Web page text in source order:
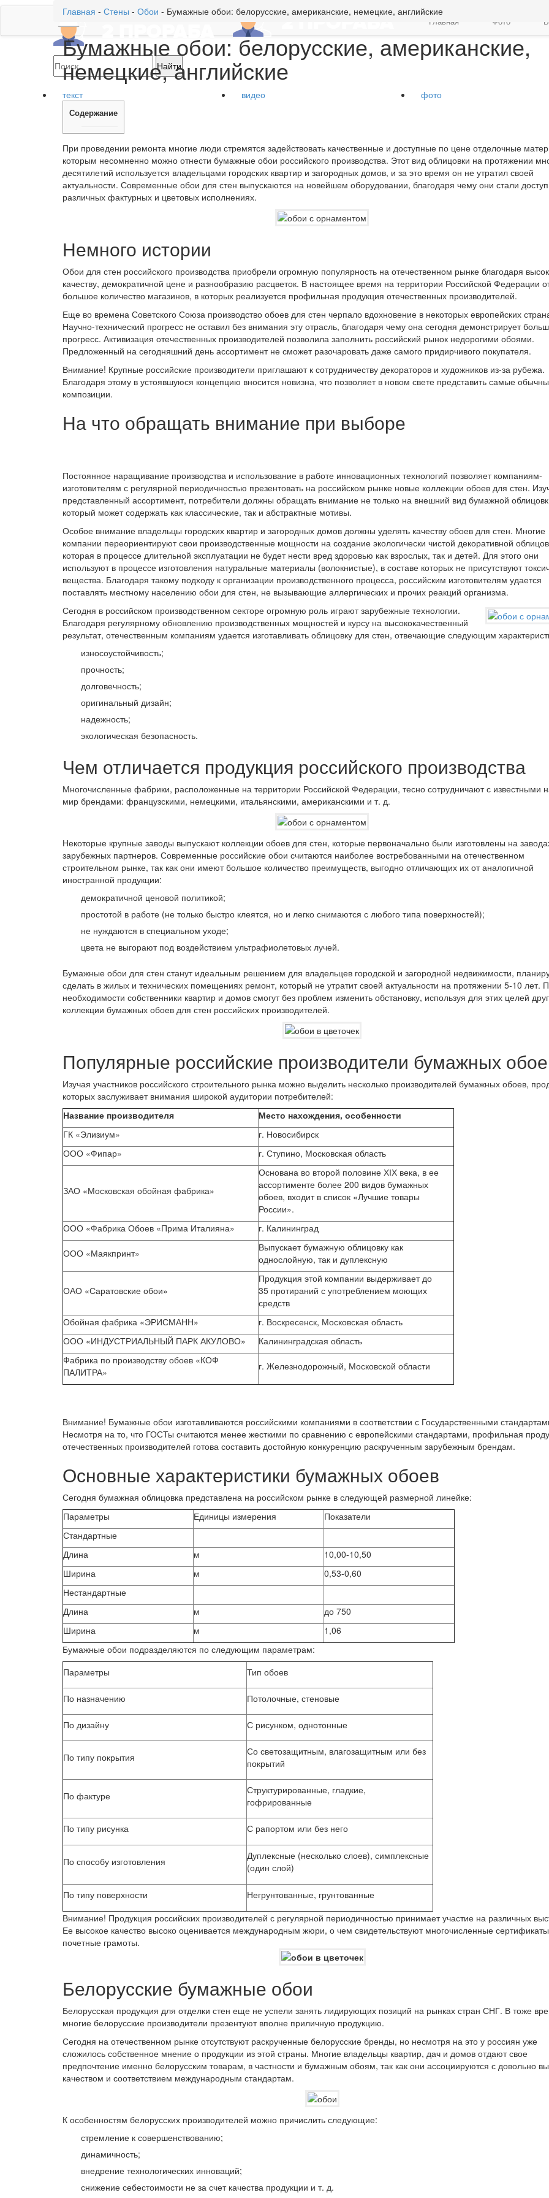
Главная Фото
Главная - Стены - Обои - Бумажные обои: белорусские, американские, немецкие, английские
Бумажные обои: белорусские, американские,
немецкие, английские
текст видео фото
Содержание
При проведении ремонта многие люди стремятся задействовать качественные и доступные по цене отделочные
которым несомненно можно отнести бумажные обои российского производства. Этот вид облицовки на протяжении
десятилетий используется владельцами городских квартир и загородных домов, и за это время он не утратил своей
актуальности. Современные обои для стен выпускаются на новейшем оборудовании, благодаря чему они стали
различных фактурных и цветовых исполнениях.
Немного истории
Обои для стен российского производства приобрели огромную популярность на отечественном рынке благодаря
качеству, демократичной цене и разнообразию расцветок. В настоящее время на территории Российской Федерации
большое количество магазинов, в которых реализуется профильная продукция отечественных производителей.
Еще во времена Советского Союза производство обоев для стен черпало вдохновение в некоторых европейских
Научно-технический прогресс не оставил без внимания эту отрасль, благодаря чему она сегодня демонстрирует
прогресс. Активизация отечественных производителей позволила заполнить российский рынок недорогими обоями.
Предложенный на сегодняшний день ассортимент не сможет разочаровать даже самого придирчивого покупателя.
Внимание! Крупные российские производители приглашают к сотрудничеству декораторов и художников из-за рубежа.
Благодаря этому в устоявшуюся концепцию вносится новизна, что позволяет в новом свете представить самые
композиции.
На что обращать внимание при выборе
Постоянное наращивание производства и использование в работе инновационных технологий позволяет компаниям-
изготовителям с регулярной периодичностью презентовать на российском рынке новые коллекции обоев для стен.
представленный ассортимент, потребители должны обращать внимание не только на внешний вид бумажной
который может содержать как классические, так и абстрактные мотивы.
Особое внимание владельцы городских квартир и загородных домов должны уделять качеству обоев для стен. Многие
компании переориентируют свои производственные мощности на создание экологически чистой декоративной
которая в процессе длительной эксплуатации не будет нести вред здоровью как взрослых, так и детей. Для этого они
используют в процессе изготовления натуральные материалы (волокнистые), в составе которых не присутствуют
вещества. Благодаря такому подходу к организации производственного процесса, российским изготовителям удается
поставлять местному населению обои для стен, не вызывающие аллергических и прочих реакций организма.
Сегодня в российском производственном секторе огромную роль играют зарубежные технологии.
Благодаря регулярному обновлению производственных мощностей и курсу на высококачественный
результат, отечественным компаниям удается изготавливать облицовку для стен, отвечающие следующим
износоустойчивость;
прочность;
долговечность;
оригинальный дизайн;
надежность;
экологическая безопасность.
Чем отличается продукция российского производства
Многочисленные фабрики, расположенные на территории Российской Федерации, тесно сотрудничают с известными
мир брендами: французскими, немецкими, итальянскими, американскими и т. д.
Некоторые крупные заводы выпускают коллекции обоев для стен, которые первоначально были изготовлены на
зарубежных партнеров. Современные российские обои считаются наиболее востребованными на отечественном
строительном рынке, так как они имеют большое количество преимуществ, выгодно отличающих их от аналогичной
иностранной продукции:
демократичной ценовой политикой;
простотой в работе (не только быстро клеятся, но и легко снимаются с любого типа поверхностей);
не нуждаются в специальном уходе;
цвета не выгорают под воздействием ультрафиолетовых лучей.
Бумажные обои для стен станут идеальным решением для владельцев городской и загородной недвижимости,
сделать в жилых и технических помещениях ремонт, который не утратит своей актуальности на протяжении 5-10 лет.
необходимости собственники квартир и домов смогут без проблем изменить обстановку, используя для этих целей
коллекции бумажных обоев для стен российских производителей.
Популярные российские производители бумажных
Изучая участников российского строительного рынка можно выделить несколько производителей бумажных обоев,
которых заслуживает внимания широкой аудитории потребителей:
Название производителя
Место нахождения, особенности
ГК «Элизиум»
г. Новосибирск
ООО «Фипар»
г. Ступино, Московская область
ЗАО «Московская обойная фабрика»
Основана во второй половине ХІХ века, в ее
ассортименте более 200 видов бумажных
обоев, входит в список «Лучшие товары
России».
ООО «Фабрика Обоев «Прима Италияна»
г. Калининград
ООО «Маякпринт»
Выпускает бумажную облицовку как
однослойную, так и дуплексную
ОАО «Саратовские обои»
Продукция этой компании выдерживает до
35 протираний с употреблением моющих
средств
Обойная фабрика «ЭРИСМАНН»
г. Воскресенск, Московская область
ООО «ИНДУСТРИАЛЬНЫЙ ПАРК АКУЛОВО»
Калининградская область
Фабрика по производству обоев «КОФ
ПАЛИТРА»
г. Железнодорожный, Московской области
Внимание! Бумажные обои изготавливаются российскими компаниями в соответствии с Государственными
Несмотря на то, что ГОСТы считаются менее жесткими по сравнению с европейскими стандартами, профильная
отечественных производителей готова составить достойную конкуренцию раскрученным зарубежным брендам.
Основные характеристики бумажных обоев
Сегодня бумажная облицовка представлена на российском рынке в следующей размерной линейке:
Параметры
Единицы измерения
Показатели
Стандартные
Длина
м
10,00-10,50
Ширина
м
0,53-0,60
Нестандартные
Длина
м
до 750
Ширина
м
1,06
Бумажные обои подразделяются по следующим параметрам:
Параметры
Тип обоев
По назначению Потолочные, стеновые
По дизайну С рисунком, однотонные
По типу покрытия
Со светозащитным, влагозащитным или без
покрытий
По фактуре
Структурированные, гладкие,
гофрированные
По типу рисунка С рапортом или без него
По способу изготовления
Дуплексные (несколько слоев), симплексные
(один слой)
По типу поверхности
Негрунтованные, грунтованные
Внимание! Продукция российских производителей с регулярной периодичностью принимает участие на различных
Ее высокое качество высоко оценивается международным жюри, о чем свидетельствуют многочисленные
почетные грамоты.
Белорусские бумажные обои
Белорусская продукция для отделки стен еще не успели занять лидирующих позиций на рынках стран СНГ. В тоже
многие белорусские производители презентуют вполне приличную продукцию.
Сегодня на отечественном рынке отсутствуют раскрученные белорусские бренды, но несмотря на это у россиян уже
сложилось собственное мнение о продукции из этой страны. Многие владельцы квартир, дач и домов отдают свое
предпочтение именно белорусским товарам, в частности и бумажным обоям, так как они ассоциируются с довольно
качеством и соответствием международным стандартам.
К особенностям белорусских производителей можно причислить следующие:
стремление к совершенствованию;
динамичность;
внедрение технологических инноваций;
снижение себестоимости не за счет качества продукции и т. д.